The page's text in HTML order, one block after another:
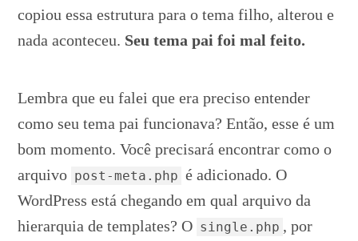
copiou essa estrutura para o tema filho, alterou e
nada aconteceu. Seu tema pai foi mal feito.
Lembra que eu falei que era preciso entender
como seu tema pai funcionava? Então, esse é um
bom momento. Você precisará encontrar como o
arquivo post-meta.php é adicionado. O
WordPress está chegando em qual arquivo da
hierarquia de templates? O single.php , por